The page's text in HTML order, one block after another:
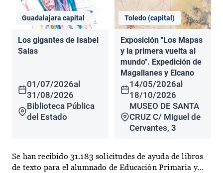
Guadalajara capital
Los gigantes de Isabel
Salas
01/07/2026al
31/08/2026
Biblioteca Pública
del Estado
Toledo (capital)
Exposición "Los Mapas
y la primera vuelta al
mundo". Expedición de
Magallanes y Elcano
14/05/2026al
18/10/2026
MUSEO DE SANTA
CRUZ C/ Miguel de
Cervantes, 3
Se han recibido 31.183 solicitudes de ayuda de libros
de texto para el alumnado de Educación Primaria y...